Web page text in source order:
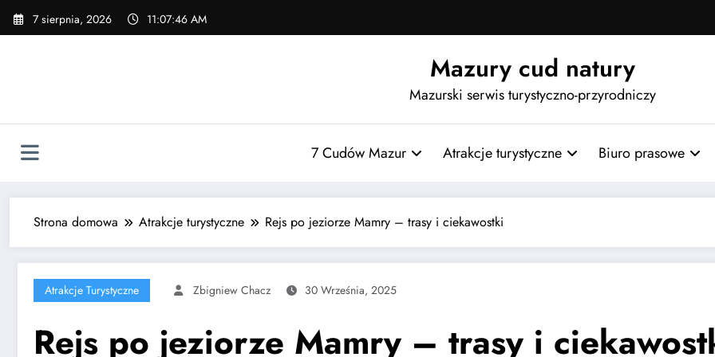
Przejdź
7 sierpnia, 2026 11:07:47 AM
Mazury cud natury
Mazurski serwis turystyczno-przyrodniczy
7 Cudów Mazur Atrakcje turystyczne Biuro prasowe
Strona domowa Atrakcje turystyczne Rejs po jeziorze Mamry – trasy i ciekawostki
Atrakcje Turystyczne Zbigniew Chacz 30 Września, 2025
Rejs po jeziorze Mamry – trasy i